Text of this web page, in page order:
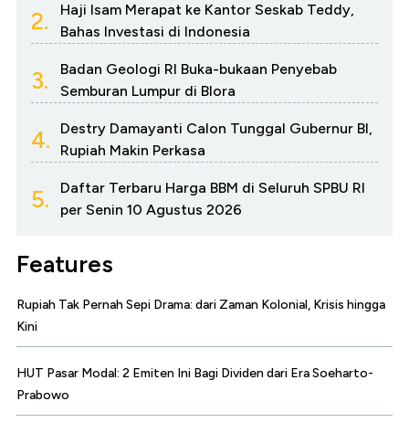
2.
Haji Isam Merapat ke Kantor Seskab Teddy,
Bahas Investasi di Indonesia
3.
Badan Geologi RI Buka-bukaan Penyebab
Semburan Lumpur di Blora
4.
Destry Damayanti Calon Tunggal Gubernur BI,
Rupiah Makin Perkasa
5.
Daftar Terbaru Harga BBM di Seluruh SPBU RI
per Senin 10 Agustus 2026
Features
Rupiah Tak Pernah Sepi Drama: dari Zaman Kolonial, Krisis hingga
Kini
HUT Pasar Modal: 2 Emiten Ini Bagi Dividen dari Era Soeharto-
Prabowo